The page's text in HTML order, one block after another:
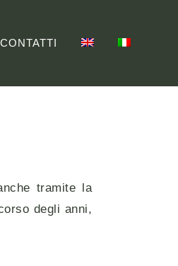
CONTATTI
tramite la
degli anni,